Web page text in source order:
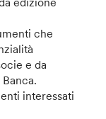
che
e da
interessati